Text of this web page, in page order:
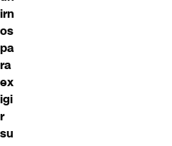
irn
os
pa
ra
ex
igi
r
su